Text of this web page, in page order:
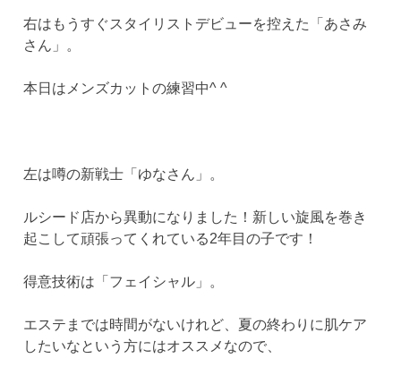
右はもうすぐスタイリストデビューを控えた「あさみ
さん」。
本日はメンズカットの練習中^ ^
左は噂の新戦士「ゆなさん」。
ルシード店から異動になりました！新しい旋風を巻き
起こして頑張ってくれている2年目の子です！
得意技術は「フェイシャル」。
エステまでは時間がないけれど、夏の終わりに肌ケア
したいなという方にはオススメなので、